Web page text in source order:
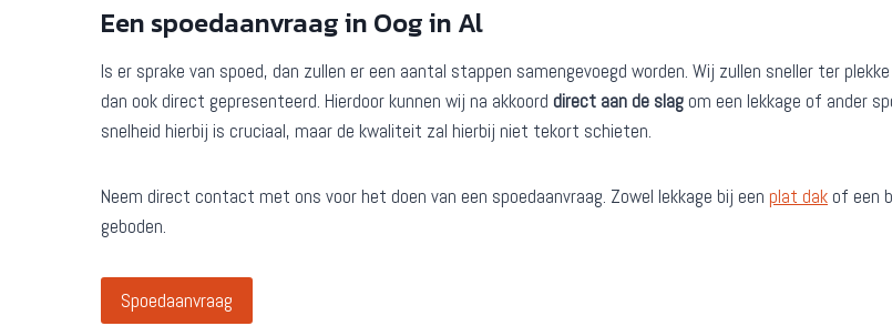
Een spoedaanvraag in Oog in Al
Is er sprake van spoed, dan zullen er een aantal stappen samengevoegd worden. Wij zullen sneller ter
dan ook direct gepresenteerd. Hierdoor kunnen wij na akkoord direct aan de slag om een lekkage of ander
snelheid hierbij is cruciaal, maar de kwaliteit zal hierbij niet tekort schieten.
Neem direct contact met ons voor het doen van een spoedaanvraag. Zowel lekkage bij een plat dak of een
geboden.
Spoedaanvraag